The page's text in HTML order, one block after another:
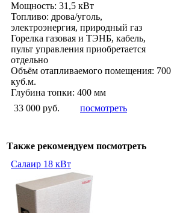
Мощность: 31,5 кВт
Топливо: дрова/уголь,
электроэнергия, природный газ
Горелка газовая и ТЭНБ, кабель,
пульт управления приобретается
отдельно
Объём отапливаемого помещения: 700
куб.м.
Глубина топки: 400 мм
33 000 руб.
посмотреть
Также рекомендуем посмотреть
Салаир 18 кВт